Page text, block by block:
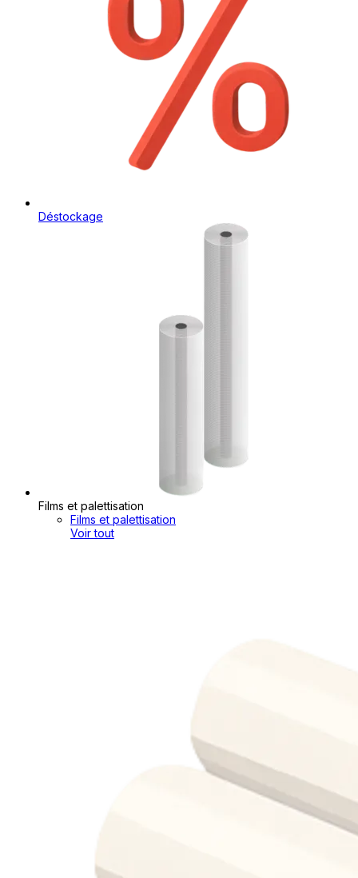
Déstockage
Films et palettisation
Films et palettisation
Voir tout